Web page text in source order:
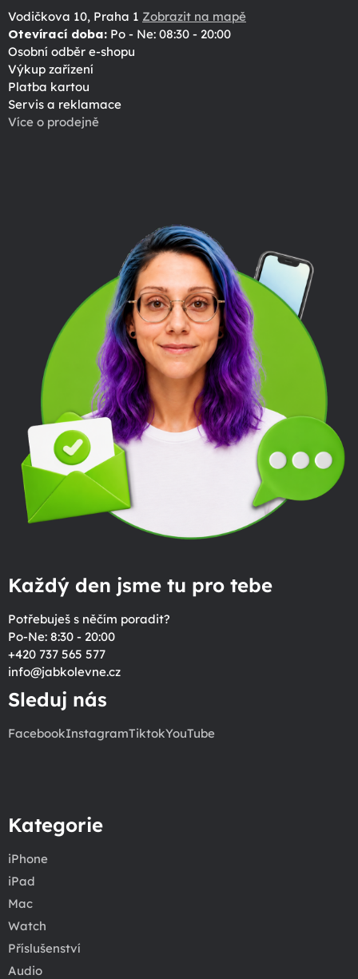
Vodičkova 10, Praha 1 Zobrazit na mapě
Otevírací doba: Po - Ne: 08:30 - 20:00
Osobní odběr e-shopu
Výkup zařízení
Platba kartou
Servis a reklamace
Více o prodejně
Každý den jsme tu pro tebe
Potřebuješ s něčím poradit?
Po-Ne: 8:30 - 20:00
+420 737 565 577
info@jabkolevne.cz
Sleduj nás
FacebookInstagramTiktokYouTube
Kategorie
iPhone
iPad
Mac
Watch
Příslušenství
Audio